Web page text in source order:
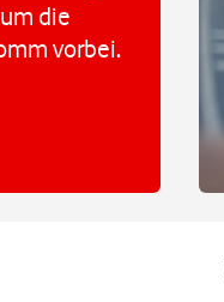
die
vorbei.